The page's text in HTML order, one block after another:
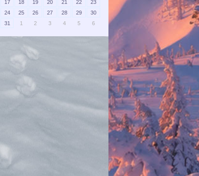
17
18 19 20 21 22
23
24
25 26 27 28 29
30
31
1 2 3 4 5 6